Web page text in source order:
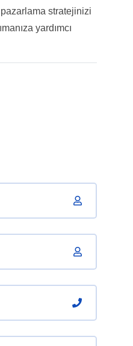
pazarlama stratejinizi
yardımcı